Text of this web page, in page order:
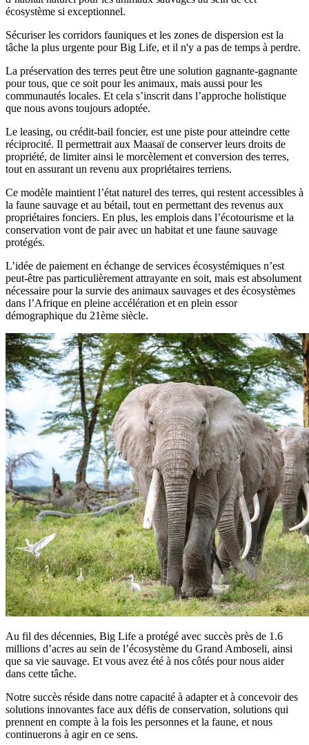
écosystème si exceptionnel.
Sécuriser les corridors fauniques et les zones de dispersion est la
tâche la plus urgente pour Big Life, et il n'y a pas de temps à perdre.
La préservation des terres peut être une solution gagnante-gagnante
pour tous, que ce soit pour les animaux, mais aussi pour les
communautés locales. Et cela s’inscrit dans l’approche holistique
que nous avons toujours adoptée.
Le leasing, ou crédit-bail foncier, est une piste pour atteindre cette
réciprocité. Il permettrait aux Maasaï de conserver leurs droits de
propriété, de limiter ainsi le morcèlement et conversion des terres,
tout en assurant un revenu aux propriétaires terriens.
Ce modèle maintient l’état naturel des terres, qui restent accessibles à
la faune sauvage et au bétail, tout en permettant des revenus aux
propriétaires fonciers. En plus, les emplois dans l’écotourisme et la
conservation vont de pair avec un habitat et une faune sauvage
protégés.
L’idée de paiement en échange de services écosystémiques n’est
peut-être pas particulièrement attrayante en soit, mais est absolument
nécessaire pour la survie des animaux sauvages et des écosystèmes
dans l’Afrique en pleine accélération et en plein essor
démographique du 21ème siècle.
Au fil des décennies, Big Life a protégé avec succès près de 1.6
millions d’acres au sein de l’écosystème du Grand Amboseli, ainsi
que sa vie sauvage. Et vous avez été à nos côtés pour nous aider
dans cette tâche.
Notre succès réside dans notre capacité à adapter et à concevoir des
solutions innovantes face aux défis de conservation, solutions qui
prennent en compte à la fois les personnes et la faune, et nous
continuerons à agir en ce sens.